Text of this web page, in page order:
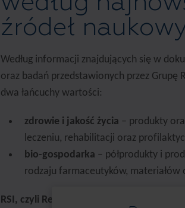
źródeł
Według informacji znajdujących się w
oraz badań przedstawionych przez Grupę
dwa łańcuchy wartości:
zdrowie i jakość życia – produkty
leczeniu, rehabilitacji oraz
bio-gospodarka – półprodukty i
rodzaju farmaceutyków, materiałów
RSI, czyli Regionalna Strategia Innowacji